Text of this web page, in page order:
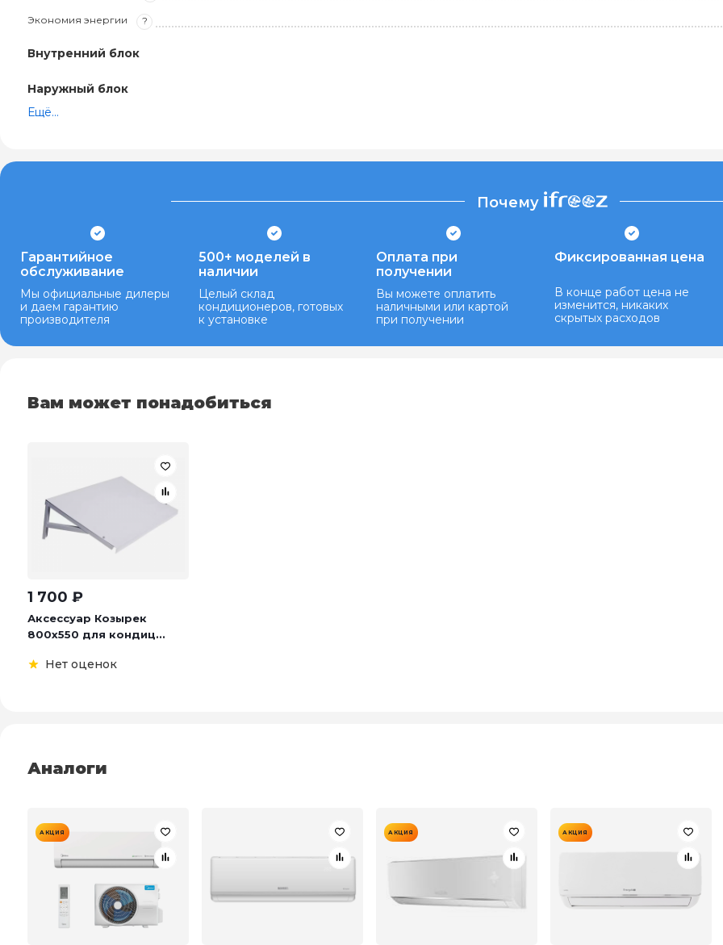
Экономия энергии ?
Внутренний блок
Наружный блок
Ещё...
Почему
Гарантийное
обслуживание
Мы официальные дилеры
и даем гарантию
производителя
500+ моделей в
наличии
Целый склад
кондиционеров, готовых
к установке
Оплата при
получении
Вы можете оплатить
наличными или картой
при получении
Фиксированная цена
В конце работ цена не
изменится, никаких
скрытых расходов
Вам может понадобиться
1 700 ₽
Аксессуар Козырек
800х550 для кондиц...
Нет оценок
Аналоги
АКЦИЯ АКЦИЯ АКЦИЯ